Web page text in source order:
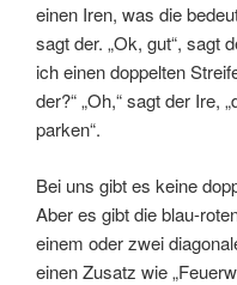
einen Iren, was die
sagt der. „Ok, gut“, sagt
ich einen doppelten
der?“ „Oh,“ sagt der Ire,
parken“.
Bei uns gibt es keine
Aber es gibt die blau-
einem oder zwei
einen Zusatz wie